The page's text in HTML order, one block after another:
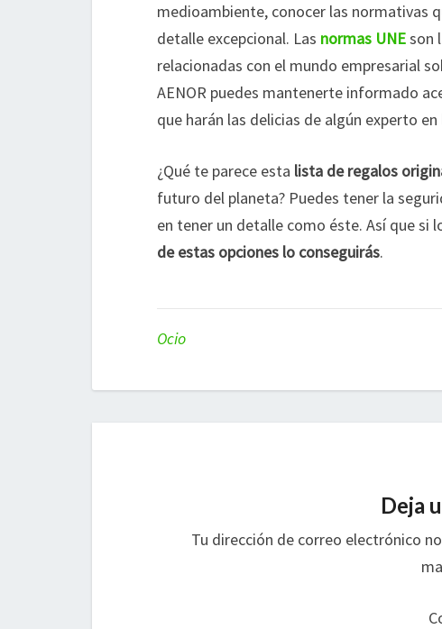
medioambiente, conocer las normativas
detalle excepcional. Las normas UNEson
relacionadas con el mundo empresarial
AENOR puedes mantenerte informado
que harán las delicias de algún experto
¿Qué te parece esta lista de regalos
futuro del planeta? Puedes tener la
en tener un detalle como éste. Así que si
de estas opciones lo conseguirás.
Ocio
Deja
Tu dirección de correo electrónico